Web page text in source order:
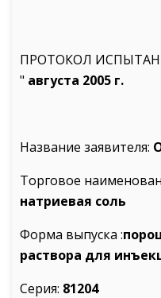
ПРОТОКОЛ
" августа 2005 г.
Название заявителя:
Торговое
натриевая соль
Форма выпуска :
раствора для
Серия: 81204